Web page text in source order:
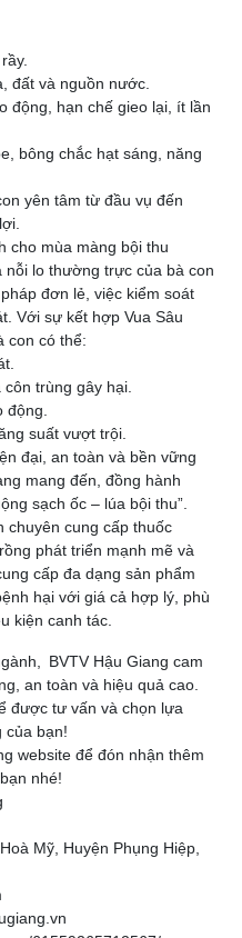
đất và nguồn nước.
động, hạn chế gieo lại, ít lần
bông chắc hạt sáng, năng
yên tâm từ đầu vụ đến
cho mùa màng bội thu
lo thường trực của bà con
đơn lẻ, việc kiểm soát
Với sự kết hợp Vua Sâu
con có thể:
trùng gây hại.
suất vượt trội.
đại, an toàn và bền vững
mang đến, đồng hành
sạch ốc – lúa bội thu”.
chuyên cung cấp thuốc
phát triển mạnh mẽ và
cấp đa dạng sản phẩm
hại với giá cả hợp lý, phù
kiện canh tác.
BVTV Hậu Giang cam
an toàn và hiệu quả cao.
được tư vấn và chọn lựa
của bạn!
website để đón nhận thêm
nhé!
Mỹ, Huyện Phụng Hiệp,